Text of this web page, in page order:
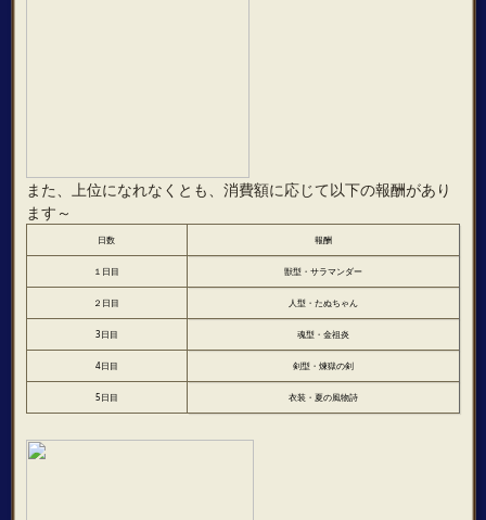
また、上位になれなくとも、消費額に応じて以下の報酬があり
ます～
日数 報酬
１日目 獣型・サラマンダー
２日目 人型・たぬちゃん
3日目 魂型・金祖炎
4日目 剣型・煉獄の剣
5日目 衣装・夏の風物詩